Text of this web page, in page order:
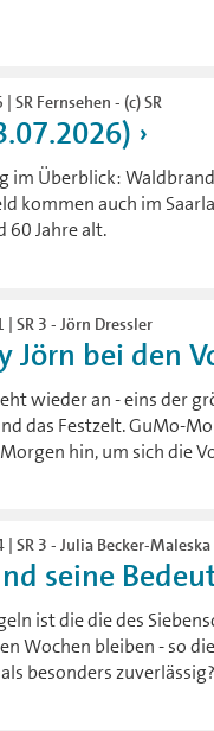
Fernsehen - (c) SR
im Überblick:
kommen auch im
60 Jahre alt.
SR 3 - Jörn Dressler
Jörn bei den
wieder an - eins der
das Festzelt. GuMo-
hin, um sich die
SR 3 - Julia Becker-Maleska
seine
ist die die des
Wochen bleiben - so
besonders zuverlässig?